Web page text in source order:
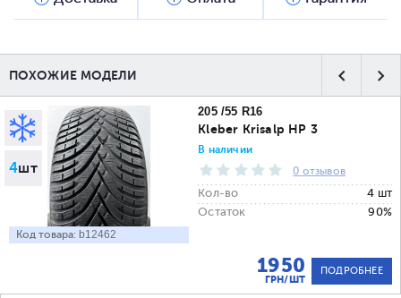
ПОХОЖИЕ МОДЕЛИ
4шт
Код товара: b12462
205 /55 R16
Kleber Krisalp HP 3
В наличии
0 отзывов
Кол-во
4 шт
Остаток
90%
1950
ГРН/ШТ
ПОДРОБНЕЕ